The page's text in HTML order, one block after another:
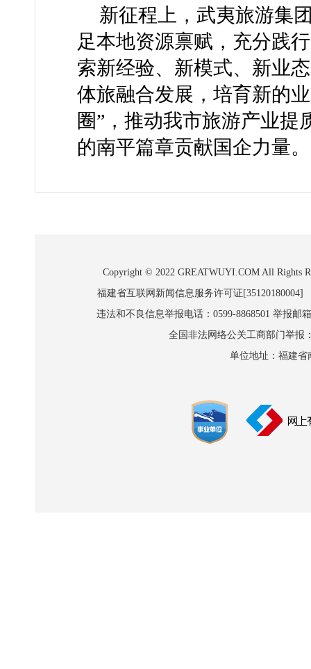
新征程上，武夷旅游集
足本地资源禀赋，充分践
索新经验、新模式、新业
体旅融合发展，培育新的
圈”，推动我市旅游产业
的南平篇章贡献国企力量。
Copyright © 2022 GREATWUYI.COM All Rights
福建省互联网新闻信息服务许可证
违法和不良信息举报电话：0599-8868501 举报邮
全国非法网络公关工商部门举报
单位地址：福建省